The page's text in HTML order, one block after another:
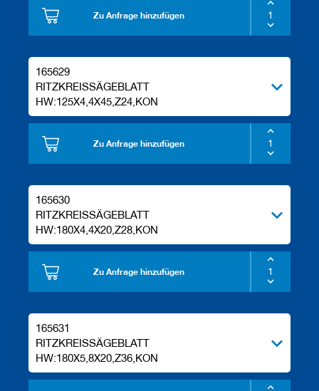
Zu Anfrage hinzufügen
165629
RITZKREISSÄGEBLATT
HW:125X4,4X45,Z24,KON
Zu Anfrage hinzufügen
165630
RITZKREISSÄGEBLATT
HW:180X4,4X20,Z28,KON
Zu Anfrage hinzufügen
165631
RITZKREISSÄGEBLATT
HW:180X5,8X20,Z36,KON